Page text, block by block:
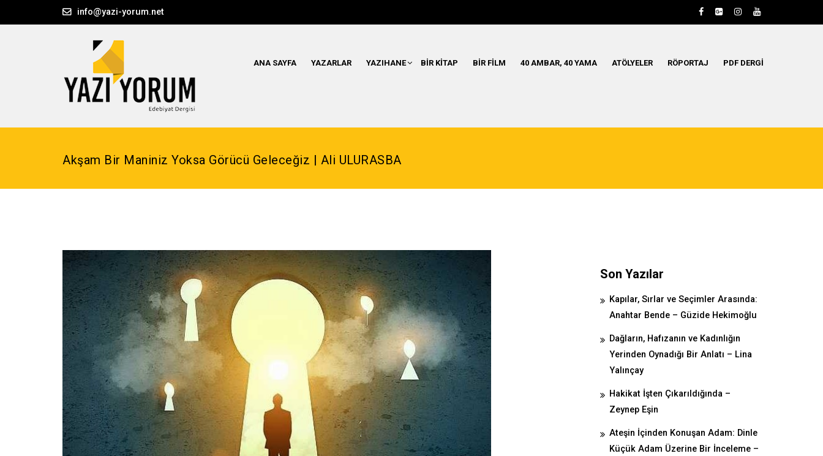
info@yazi-yorum.net
ANA SAYFA YAZARLAR YAZIHANE BIR KITAP BIR FILM 40 AMBAR, 40 YAMA ATÖLYELER RÖPORTAJ PDF DERGI
Akşam Bir Maniniz Yoksa Görücü Geleceğiz | Ali ULURASBA
Son Yazılar
Kapılar, Sırlar ve Seçimler Arasında:
Anahtar Bende – Güzide Hekimoğlu
Dağların, Hafızanın ve Kadınlığın
Yerinden Oynadığı Bir Anlatı – Lina
Yalınçay
Hakikat İşten Çıkarıldığında –
Zeynep Eşin
Ateşin İçinden Konuşan Adam: Dinle
Küçük Adam Üzerine Bir İnceleme –